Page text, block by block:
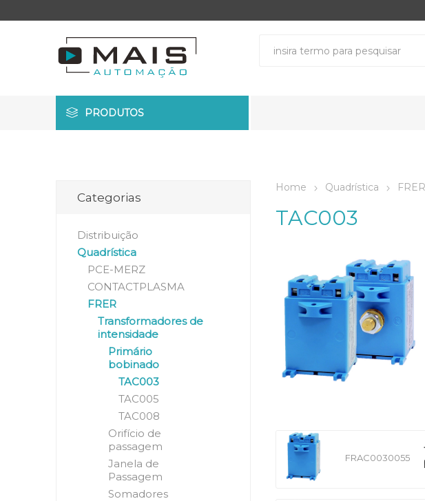
PRODUTOS
Home Quadrística FRER
TAC003
FRAC0030055
Categorias
Distribuição
Quadrística
PCE-MERZ
CONTACTPLASMA
FRER
Transformadores de
intensidade
Primário
bobinado
TAC003
TAC005
TAC008
Orifício de
passagem
Janela de
Passagem
Somadores